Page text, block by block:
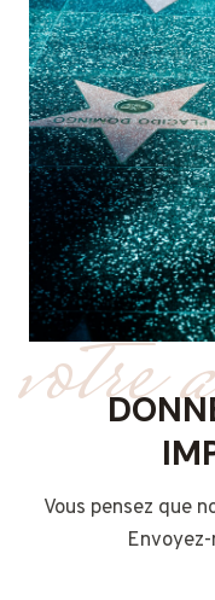
votre
Vous pensez que